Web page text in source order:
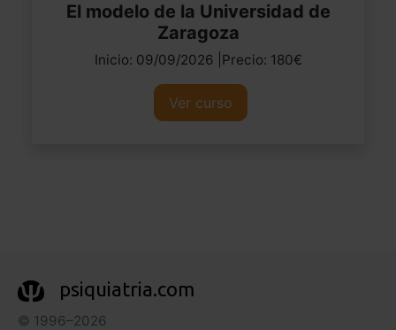
El modelo de la Universidad de
Zaragoza
Inicio: 09/09/2026 |Precio: 180€
Ver curso
psiquiatria.com
© 1996–2026